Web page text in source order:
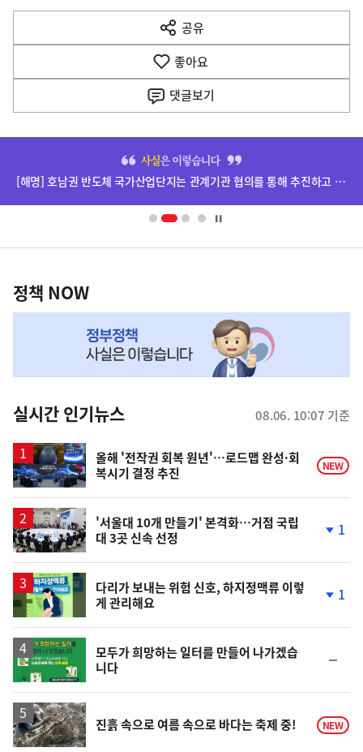
다
음
공유
열
기
좋아요
댓글보기
배
영
[해명] 호남권 반도체 국가산업단지는 관계기관 협의를 통해 추진하고 있습니다
책
NOW,
뉴
스
정책 NOW
실시간 인기뉴스 08.06. 10:07 기준
올해 '전작권 회복 원년'…로드맵 완성·회
복시기 결정 추진
NEW
'서울대 10개 만들기' 본격화…거점 국립
대 3곳 신속 선정
계
1
다리가 보내는 위험 신호, 하지정맥류 이렇
게 관리해요
계
1
모두가 희망하는 일터를 만들어 나가겠습
니다
일
진흙 속으로 여름 속으로 바다는 축제 중! NEW